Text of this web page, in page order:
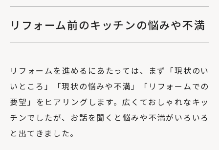
リフォーム前のキッチンの悩みや不満
リフォームを進めるにあたっては、まず「現状のい
いところ」「現状の悩みや不満」「リフォームでの
要望」をヒアリングします。広くておしゃれなキッ
チンでしたが、お話を聞くと悩みや不満がいろいろ
と出てきました。